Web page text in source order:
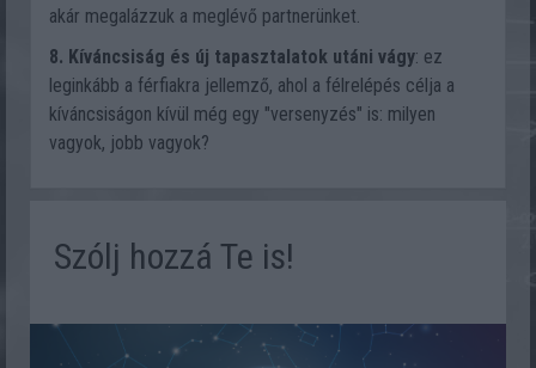
akár megalázzuk a meglévő partnerünket.
8. Kíváncsiság és új tapasztalatok utáni vágy: ez
leginkább a férfiakra jellemző, ahol a félrelépés célja a
kíváncsiságon kívül még egy "versenyzés" is: milyen
vagyok, jobb vagyok?
Szólj hozzá Te is!